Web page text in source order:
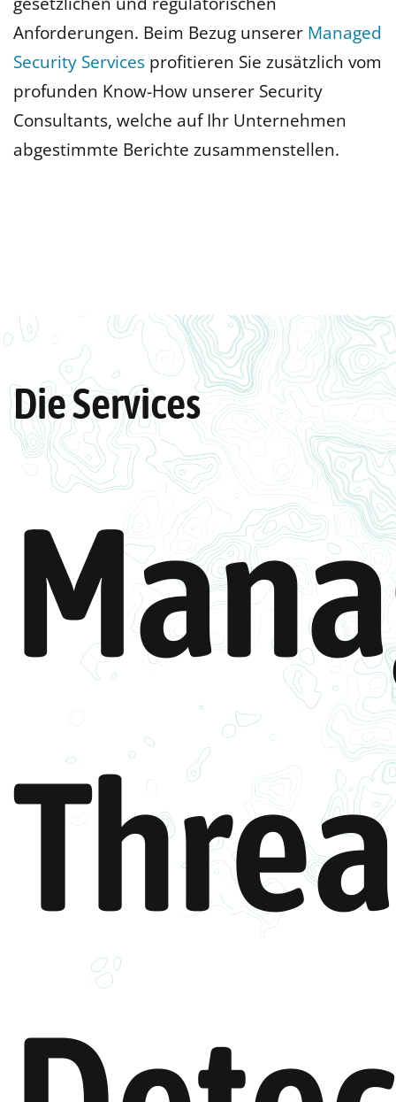
Anforderungen. Beim Bezug unserer Managed
Security Services profitieren Sie zusätzlich vom
profunden Know-How unserer Security
Consultants, welche auf Ihr Unternehmen
abgestimmte Berichte zusammenstellen.
Die Services